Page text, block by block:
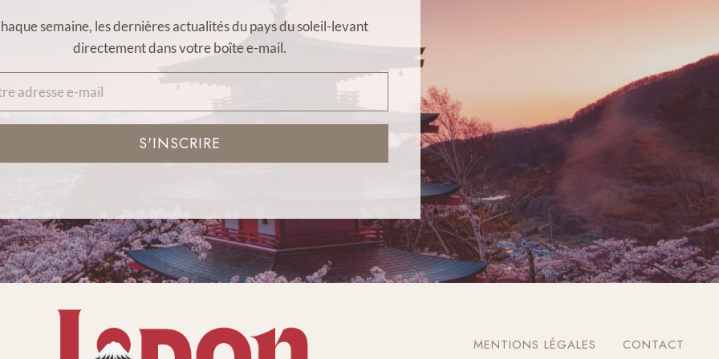
semaine, les dernières actualités du pays du soleil-levant
directement dans votre boîte e-mail.
S'INSCRIRE
MENTIONS LÉGALES CONTACT